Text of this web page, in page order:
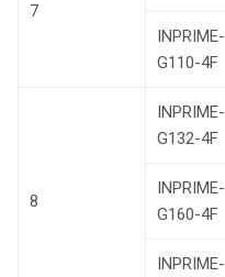
7
INPRIME-
G110-4F
8
INPRIME-
G132-4F
INPRIME-
G160-4F
INPRIME-